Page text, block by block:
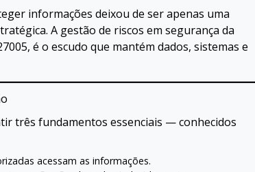
informações deixou de ser apenas uma
A gestão de riscos em segurança da
é o escudo que mantém dados, sistemas e
três fundamentos essenciais — conhecidos
acessam as informações.